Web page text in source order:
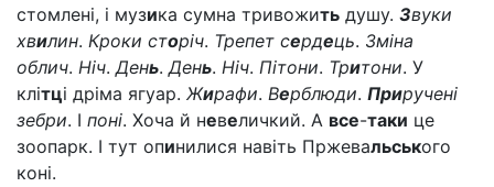
стомлені, і музика сумна тривожить душу. Звуки
хвилин. Кроки сторіч. Трепет сердець. Зміна
облич. Ніч.День.День. Ніч. Пітони. Тритони. У
клітці дріма ягуар. Жирафи. Верблюди. Приручені
зебри. І поні. Хоча й невеличкий. А все-таки це
зоопарк. І тут опинилися навіть Пржевальського
коні.